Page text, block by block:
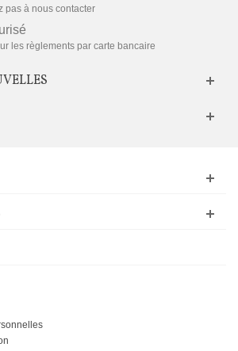
pas à nous contacter
les règlements par carte bancaire